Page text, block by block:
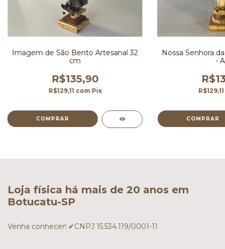
Imagem de São Bento Artesanal 32
cm
R$135,90
R$129,11 com Pix
Nossa Senhora
-
R$129,11
Loja física há mais de 20 anos em
Botucatu-SP
Venha conhecer! ✔CNPJ 15.534.119/0001-11